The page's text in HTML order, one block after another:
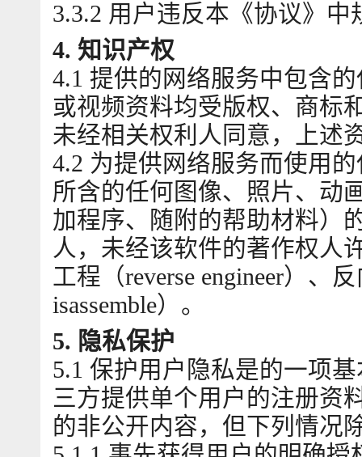
3.3.2 用户违反本《协议》
4. 知识产权
4.1 提供的网络服务中包含
或视频资料均受版权、商标
未经相关权利人同意，上述
4.2 为提供网络服务而使用
所含的任何图像、照片、动
加程序、随附的帮助材料）
人，未经该软件的著作权人
工程（reverse engineer）、
isassemble）。
5. 隐私保护
5.1 保护用户隐私是的一项
三方提供单个用户的注册资
的非公开内容，但下列情况